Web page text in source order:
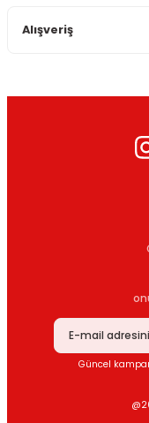
Alışveriş
Güncel